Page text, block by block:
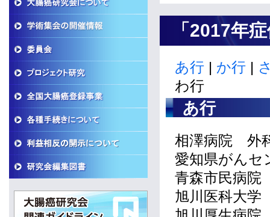
「2017年
あ行 | か行 |
わ行
あ行
相澤病院 外
愛知県がん
青森市民病
旭川医科大